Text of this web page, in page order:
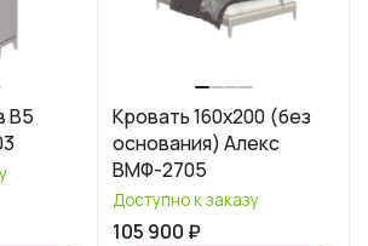
В5
Кровать 160х200 (без
основания) Алекс
ВМФ-2705
Доступно к заказу
105 900 ₽